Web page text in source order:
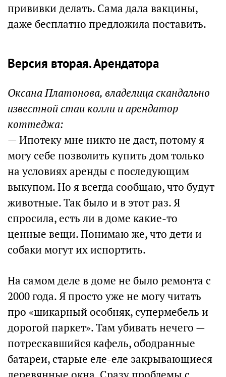
прививки делать. Сама дала вакцины,
даже бесплатно предложила поставить.
Версия вторая. Арендатора
Оксана Платонова, владелица скандально
известной стаи колли и арендатор
коттеджа:
— Ипотеку мне никто не даст, потому я
могу себе позволить купить дом только
на условиях аренды с последующим
выкупом. Но я всегда сообщаю, что будут
животные. Так было и в этот раз. Я
спросила, есть ли в доме какие-то
ценные вещи. Понимаю же, что дети и
собаки могут их испортить.
На самом деле в доме не было ремонта с
2000 года. Я просто уже не могу читать
про «шикарный особняк, супермебель и
дорогой паркет». Там убивать нечего —
потрескавшийся кафель, ободранные
батареи, старые еле-еле закрывающиеся